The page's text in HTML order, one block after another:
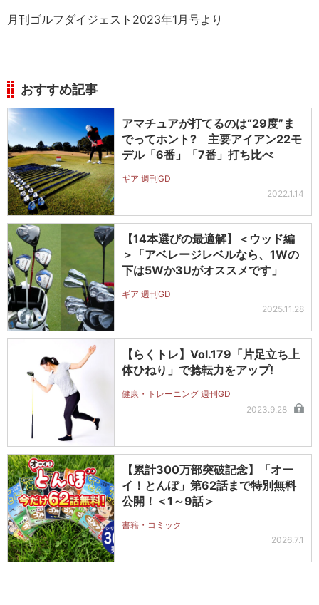
月刊ゴルフダイジェスト2023年1月号より
おすすめ記事
アマチュアが打てるのは“29度”ま
でってホント? 主要アイアン22モ
デル「6番」「7番」打ち比べ
ギア 週刊GD
2022.1.14
【14本選びの最適解】＜ウッド編
＞「アベレージレベルなら、1Wの
下は5Wか3Uがオススメです」
ギア 週刊GD
2025.11.28
【らくトレ】Vol.179「片足立ち上
体ひねり」で捻転力をアップ!
健康・トレーニング 週刊GD
2023.9.28
【累計300万部突破記念】「オー
イ！とんぼ」第62話まで特別無料
公開！＜1～9話＞
書籍・コミック
2026.7.1